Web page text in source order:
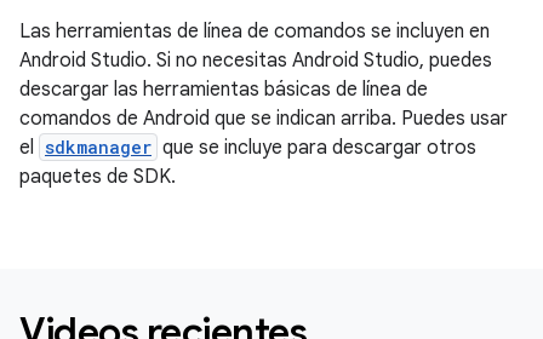
Las herramientas de línea de comandos se incluyen en
Android Studio. Si no necesitas Android Studio, puedes
descargar las herramientas básicas de línea de
comandos de Android que se indican arriba. Puedes usar
el sdkmanager que se incluye para descargar otros
paquetes de SDK.